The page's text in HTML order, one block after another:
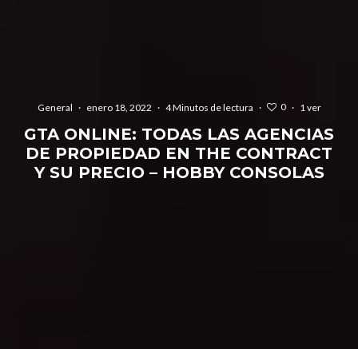
General · enero 18, 2022 · 4 Minutos de lectura · 0 · 1 ver
GTA ONLINE: TODAS LAS AGENCIAS
DE PROPIEDAD EN THE CONTRACT
Y SU PRECIO – HOBBY CONSOLAS